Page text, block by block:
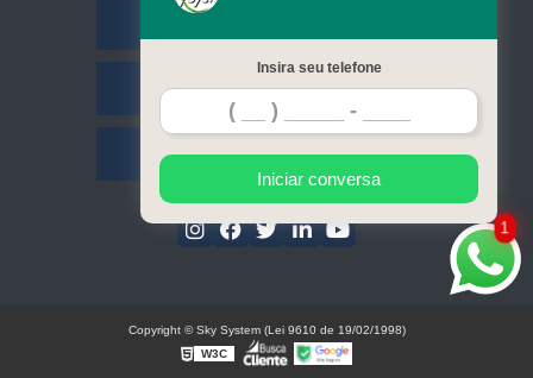
Contato
Mapa do site
1
Insira seu telefone
Iniciar conversa
Copyright © Sky System (Lei 9610 de 19/02/1998)
W3C